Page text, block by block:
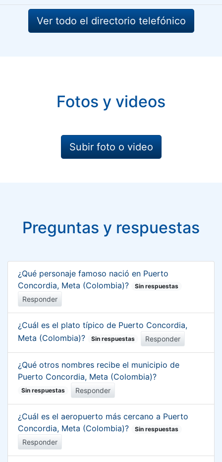
Ver todo el directorio telefónico
Fotos y videos
Subir foto o video
Preguntas y respuestas
¿Qué personaje famoso nació en Puerto
Concordia, Meta (Colombia)?
Sin respuestas
Responder
¿Cuál es el plato típico de Puerto Concordia,
Meta (Colombia)?
Sin respuestas Responder
¿Qué otros nombres recibe el municipio de
Puerto Concordia, Meta (Colombia)?
Sin respuestas Responder
¿Cuál es el aeropuerto más cercano a Puerto
Concordia, Meta (Colombia)?
Sin respuestas
Responder